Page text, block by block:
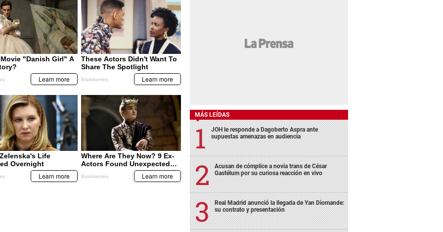
MÁS LEÍDAS
JOH le responde a Dagoberto Aspra ante
supuestas amenazas en audiencia
Acusan de cómplice a novia trans de César
Gastélum por su curiosa reacción en vivo
Real Madrid anunció la llegada de Yan Diomande:
su contrato y presentación